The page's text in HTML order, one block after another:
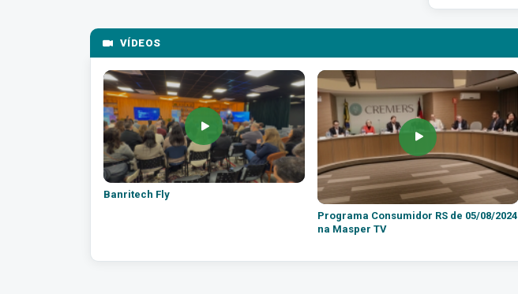
VÍDEOS
Banritech Fly
Programa Consumidor RS de 05/08/2024
na Masper TV